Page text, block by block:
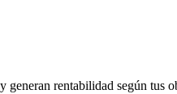
generan rentabilidad según tus